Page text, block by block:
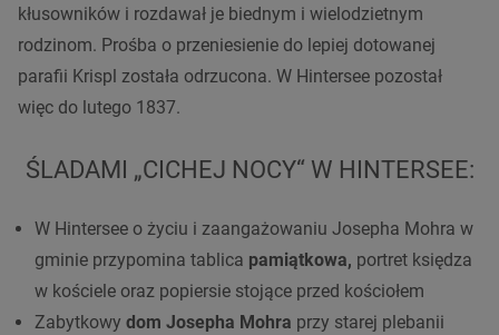
kłusowników i rozdawał je biednym i wielodzietnym
rodzinom. Prośba o przeniesienie do lepiej dotowanej
parafii Krispl została odrzucona. W Hintersee pozostał
więc do lutego 1837.
ŚLADAMI „CICHEJ NOCY“ W HINTERSEE:
W Hintersee o życiu i zaangażowaniu Josepha Mohra w
gminie przypomina tablica pamiątkowa, portret księdza
w kościele oraz popiersie stojące przed kościołem
Zabytkowy dom Josepha Mohra przy starej plebanii